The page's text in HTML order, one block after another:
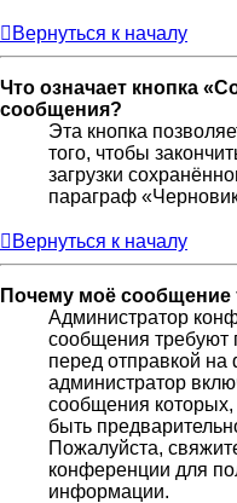
Вернуться к началу
Что означает кнопка
сообщения?
Эта кнопка
того, чтобы
загрузки
параграф
Вернуться к началу
Почему моё сообщение
Администратор
сообщения требуют
перед отправкой
администратор
сообщения
быть
Пожалуйста,
конференции для
информации.